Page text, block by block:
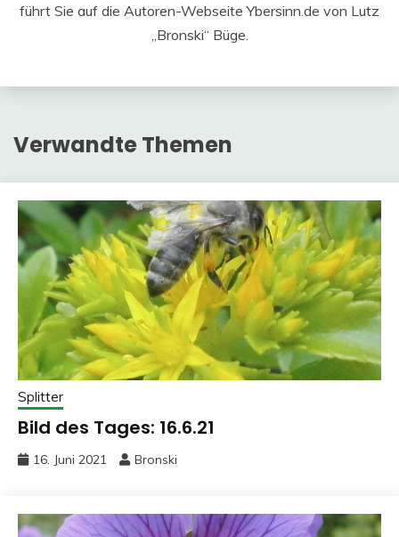
führt Sie auf die Autoren-Webseite Ybersinn.de von Lutz
„Bronski“ Büge.
Verwandte Themen
Splitter
Bild des Tages: 16.6.21
16. Juni 2021 Bronski